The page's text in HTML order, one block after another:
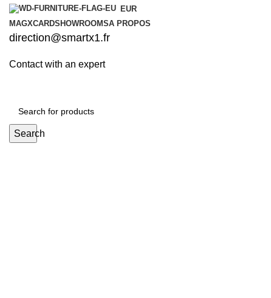
EUR
MAGXCARDSHOWROOMSA PROPOS
direction@smartx1.fr
Contact with an expert
Search